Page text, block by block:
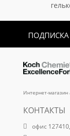
ПОДПИСКА
Интернет-
КОНТАКТЫ
офис